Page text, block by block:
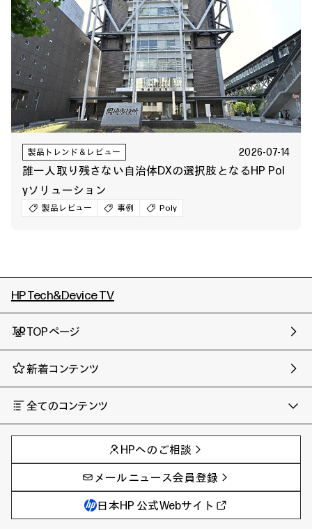
製品トレンド＆レビュー 2026-07-14
誰一人取り残さない自治体DXの選択肢となるHP Pol
yソリューション
製品レビュー 事例 Poly
HP Tech&Device TV
TOPページ
新着コンテンツ
全てのコンテンツ
AIの進化と活用事例
製品トレンド & レビュー
サイバーセキュリティ
教育とテクノロジー
ハイブリッドワーク
事例
イベントレポート
AI PC
AIワークステーション
Poly
WXP（DEXツール）
HPへのご相談
メールニュース会員登録
日本HP 公式Webサイト